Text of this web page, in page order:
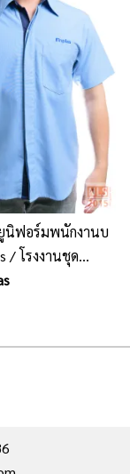
นิฟอร์มพนักงานบ
/ โรงงานชุด
โปโลพนักงาน